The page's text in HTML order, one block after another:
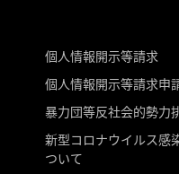
個人情報開示等請求
個人情報開示等請求申
暴力団等反社会的勢力
新型コロナウイルス感
ついて